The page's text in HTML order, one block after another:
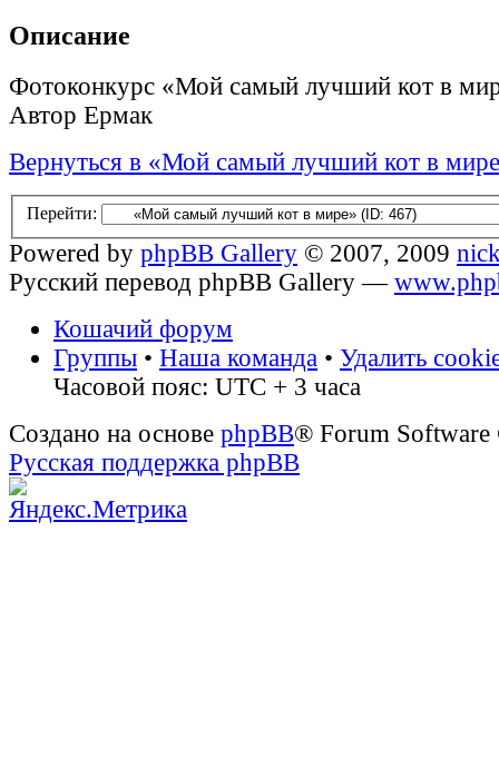
Описание
Фотоконкурс «Мой самый лучший кот в
Автор Ермак
Вернуться в «Мой самый лучший кот в
Перейти:
Powered by phpBB Gallery © 2007, 2009
Русский перевод phpBB Gallery —
Кошачий форум
Группы • Наша команда • Удалить
Часовой пояс: UTC + 3 часа
Создано на основе phpBB® Forum
Русская поддержка phpBB